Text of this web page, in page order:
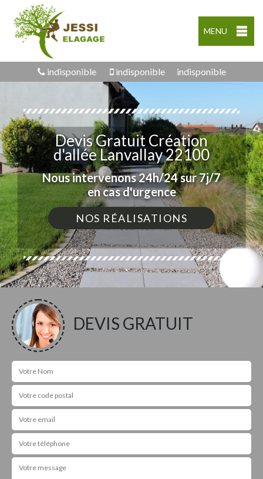
MENU
indisponible indisponible indisponible
Devis Gratuit Création
d'allée Lanvallay 22100
Nous intervenons 24h/24 sur 7j/7
en cas d'urgence
NOS RÉALISATIONS
DEVIS GRATUIT